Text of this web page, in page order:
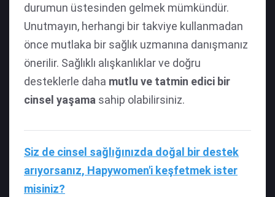
durumun üstesinden gelmek mümkündür.
Unutmayın, herhangi bir takviye kullanmadan
önce mutlaka bir sağlık uzmanına danışmanız
önerilir. Sağlıklı alışkanlıklar ve doğru
desteklerle daha mutlu ve tatmin edici bir
cinsel yaşama sahip olabilirsiniz.
Siz de cinsel sağlığınızda doğal bir destek
arıyorsanız, Hapywomen'i keşfetmek ister
misiniz?